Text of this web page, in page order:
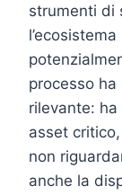
strumenti di
processo
rilevante:
asset
non
anche la